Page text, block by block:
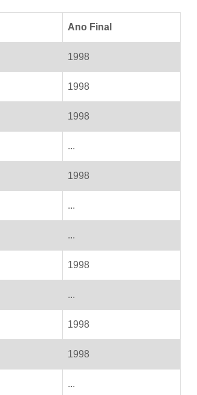
Ano Final
1998
1998
1998
...
1998
...
...
1998
...
1998
1998
...